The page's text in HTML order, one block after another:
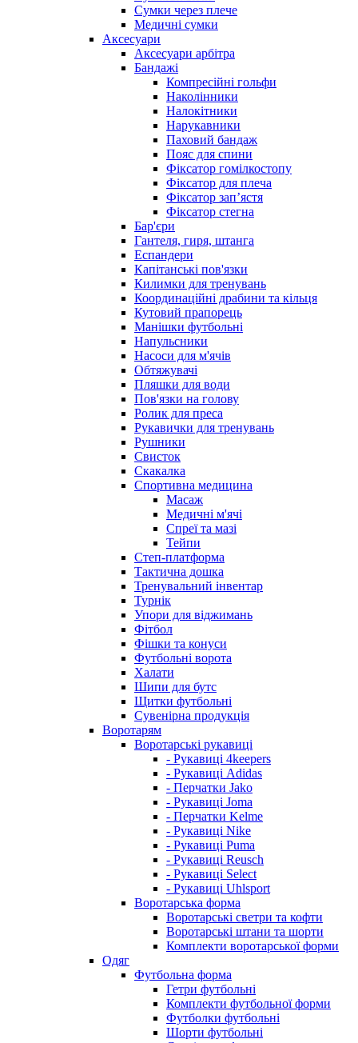
Сумки через плече
Медичні сумки
Аксесуари
Аксесуари арбітра
Бандажі
Компресійні гольфи
Наколінники
Налокітники
Нарукавники
Паховий бандаж
Пояс для спини
Фіксатор гомілкостопу
Фіксатор для плеча
Фіксатор запʼястя
Фіксатор стегна
Бар'єри
Гантеля, гиря, штанга
Еспандери
Капітанські пов'язки
Килимки для тренувань
Координаційні драбини та кільця
Кутовий прапорець
Манішки футбольні
Напульсники
Насоси для м'ячів
Обтяжувачі
Пляшки для води
Пов'язки на голову
Ролик для преса
Рукавички для тренувань
Рушники
Свисток
Скакалка
Спортивна медицина
Масаж
Медичні м'ячі
Спреї та мазі
Тейпи
Степ-платформа
Тактична дошка
Тренувальний інвентар
Турнік
Упори для віджимань
Фітбол
Фішки та конуси
Футбольні ворота
Халати
Шипи для бутс
Щитки футбольні
Сувенірна продукція
Воротарям
Воротарські рукавиці
- Рукавиці 4keepers
- Рукавиці Adidas
- Перчатки Jako
- Рукавиці Joma
- Перчатки Kelme
- Рукавиці Nike
- Рукавиці Puma
- Рукавиці Reusch
- Рукавиці Select
- Рукавиці Uhlsport
Воротарська форма
Воротарські светри та кофти
Воротарські штани та шорти
Комплекти воротарської форми
Одяг
Футбольна форма
Гетри футбольні
Комплекти футбольної форми
Футболки футбольні
Шорти футбольні